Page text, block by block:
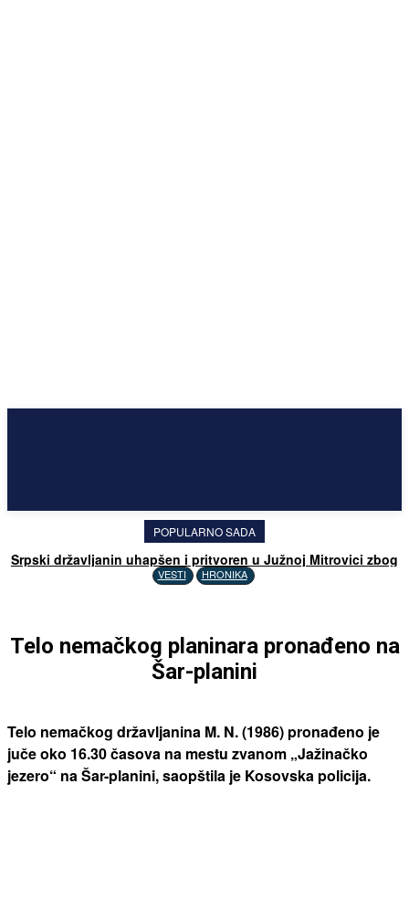
POPULARNO SADA
Srpski državljanin uhapšen i pritvoren u Južnoj Mitrovici zbog
davanja 20 evra policajcu
VESTI HRONIKA
Telo nemačkog planinara pronađeno na
Šar-planini
Telo nemačkog državljanina M. N. (1986) pronađeno je
juče oko 16.30 časova na mestu zvanom „Jažinačko
jezero“ na Šar-planini, saopštila je Kosovska policija.